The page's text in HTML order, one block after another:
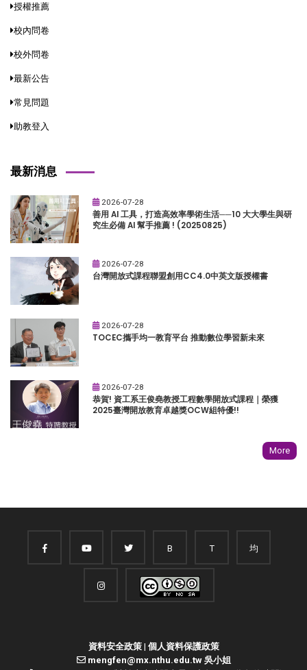
授權推薦
校內問卷
校外問卷
最新公告
常見問題
助教登入
最新消息
2026-07-28
善用 AI 工具，打造高效率學術生活──10 大大學生與研
究生必備 AI 幫手推薦 ! (20250825)
2026-07-28
台灣開放式課程聯盟創用CC4.0中英文版授權書
2026-07-28
TOCEC攜手均一教育平台 推動數位學習新未來
2026-07-28
恭賀! 資工系王俊堯教授工程數學開放式課程｜榮獲
2025臺灣開放教育卓越獎OCW組特優!!
More
B T 均
資料安全政策| 個人資料保護政策
mengfen@mx.nthu.edu.tw 吳小姐